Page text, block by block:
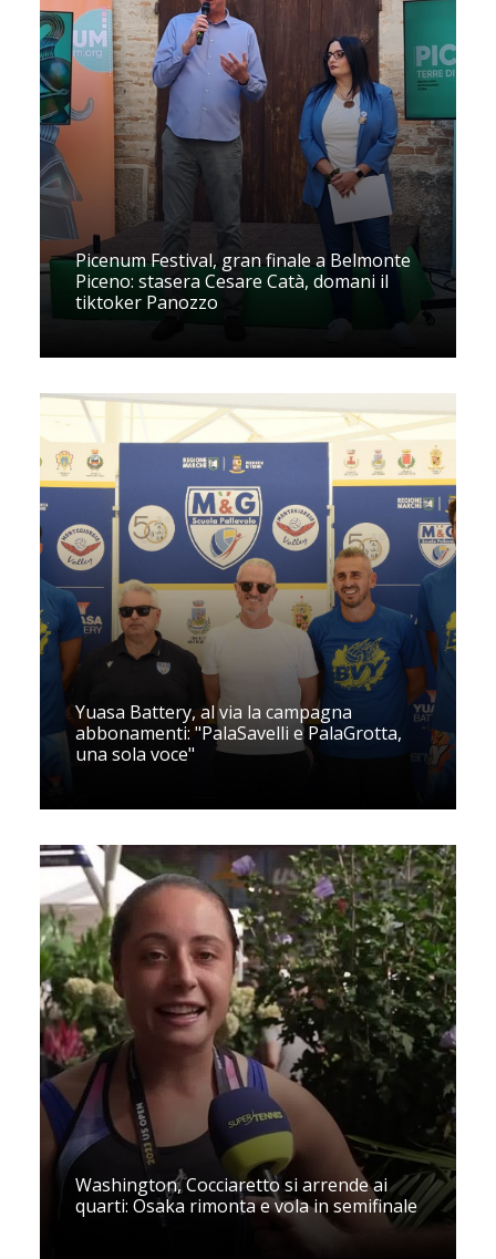
Picenum Festival, gran finale a Belmonte
Piceno: stasera Cesare Catà, domani il
tiktoker Panozzo
Yuasa Battery, al via la campagna
abbonamenti: "PalaSavelli e PalaGrotta,
una sola voce"
Washington, Cocciaretto si arrende ai
quarti: Osaka rimonta e vola in semifinale